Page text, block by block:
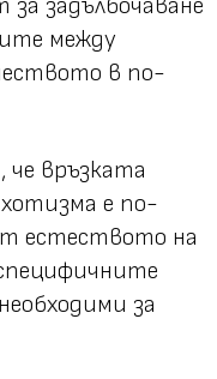
задълбочаване
между
в по-
че връзката
е по-
естеството на
за